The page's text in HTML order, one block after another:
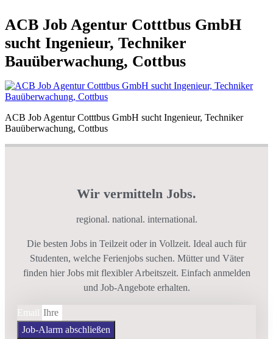
ACB Job Agentur Cotttbus GmbH
sucht Ingenieur, Techniker
Bauüberwachung, Cottbus
ACB Job Agentur Cotttbus GmbH sucht Ingenieur, Techniker
Bauüberwachung, Cottbus
Wir vermitteln Jobs.
regional. national. international.
Die besten Jobs in Teilzeit oder in Vollzeit. Ideal auch für
Studenten, welche Ferienjobs suchen. Mütter und Väter
finden hier Jobs mit flexibler Arbeitszeit. Einfach anmelden
und Job-Angebote erhalten.
Email
Job-Alarm abschließen